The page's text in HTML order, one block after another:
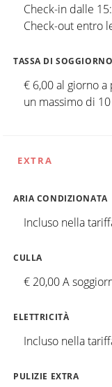
Check-in dalle
Check-out entro
TASSA DI SOGGIORNO
€ 6,00 al giorno
un massimo di
EXTRA
ARIA CONDIZIONATA
Incluso nella
CULLA
€ 20,00 A
ELETTRICITÀ
Incluso nella
PULIZIE EXTRA